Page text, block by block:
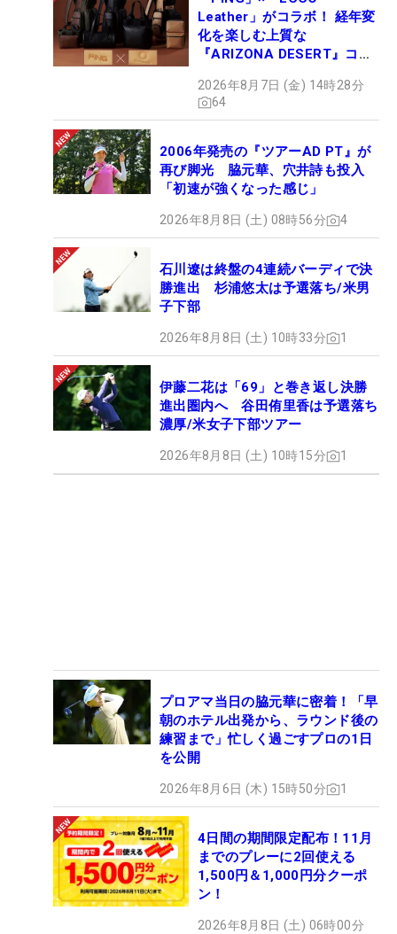
Leather」がコラボ！ 経年変
化を楽しむ上質な
『ARIZONA DESERT』コレ
ュー
2026年8月7日 (金) 14時28分
64
2006年発売の『ツアーAD PT』が
再び脚光 脇元華、穴井詩も投入
「初速が強くなった感じ」
2026年8月8日 (土) 08時56分 4
石川遼は終盤の4連続バーディで決
勝進出 杉浦悠太は予選落ち/米男
子下部
2026年8月8日 (土) 10時33分 1
伊藤二花は「69」と巻き返し決勝
進出圏内へ 谷田侑里香は予選落ち
濃厚/米女子下部ツアー
2026年8月8日 (土) 10時15分 1
プロアマ当日の脇元華に密着！「早
朝のホテル出発から、ラウンド後の
練習まで」忙しく過ごすプロの1日
を公開
2026年8月6日 (木) 15時50分 1
4日間の期間限定配布！11月
までのプレーに2回使える
1,500円＆1,000円分クーポ
ン！
2026年8月8日 (土) 06時00分